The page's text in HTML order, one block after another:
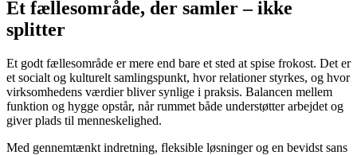
Et fællesområde, der samler – ikke
splitter
Et godt fællesområde er mere end bare et sted at spise frokost. Det er
et socialt og kulturelt samlingspunkt, hvor relationer styrkes, og hvor
virksomhedens værdier bliver synlige i praksis. Balancen mellem
funktion og hygge opstår, når rummet både understøtter arbejdet og
giver plads til menneskelighed.
Med gennemtænkt indretning, fleksible løsninger og en bevidst sans